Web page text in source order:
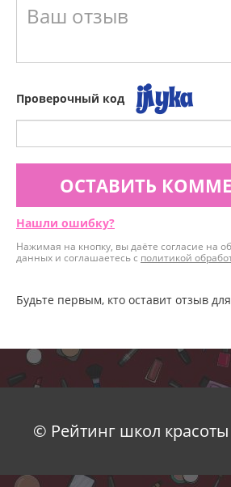
Проверочный код
ОСТАВИТЬ
Нашли ошибку?
Нажимая на кнопку, вы даёте согласие на
данных и соглашаетесь с политикой
Будьте первым, кто оставит отзыв для
© Рейтинг школ